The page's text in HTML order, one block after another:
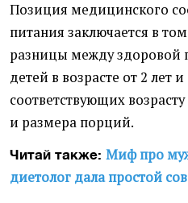
Позиция медицинского
питания заключается в
разницы между здоровой
детей в возрасте от 2 лет
соответствующих
и размера порций.
Читай также: Миф про
диетолог дала простой